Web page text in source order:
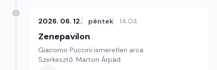
2026. 06. 12. péntek 14:04
Zenepavilon
Giacomo Puccini ismeretlen arca
Szerkesztő: Marton Árpád